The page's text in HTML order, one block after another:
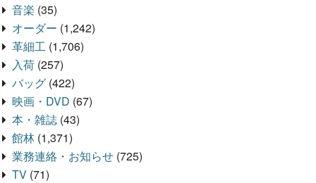
音楽 (35)
オーダー (1,242)
革細工 (1,706)
入荷 (257)
バッグ (422)
映画・DVD (67)
本・雑誌 (43)
館林 (1,371)
業務連絡・お知らせ (725)
TV (71)